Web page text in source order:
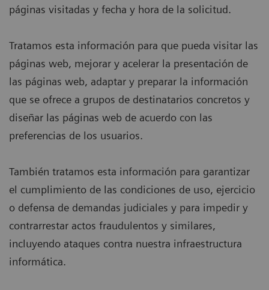
páginas visitadas y fecha y hora de la solicitud.
Tratamos esta información para que pueda visitar las
páginas web, mejorar y acelerar la presentación de
las páginas web, adaptar y preparar la información
que se ofrece a grupos de destinatarios concretos y
diseñar las páginas web de acuerdo con las
preferencias de los usuarios.
También tratamos esta información para garantizar
el cumplimiento de las condiciones de uso, ejercicio
o defensa de demandas judiciales y para impedir y
contrarrestar actos fraudulentos y similares,
incluyendo ataques contra nuestra infraestructura
informática.